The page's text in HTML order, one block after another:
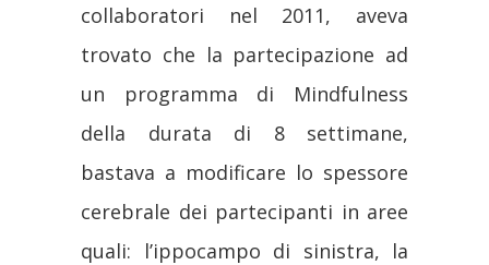
collaboratori nel 2011, aveva
trovato che la partecipazione ad
un programma di Mindfulness
della durata di 8 settimane,
bastava a modificare lo spessore
cerebrale dei partecipanti in aree
quali: l’ippocampo di sinistra, la